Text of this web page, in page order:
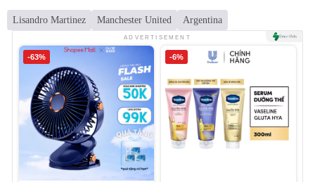
Lisandro Martinez Manchester United Argentina
ADVERTISEMENT
-63% -6%